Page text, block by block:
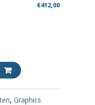
€412,00
,Graphics